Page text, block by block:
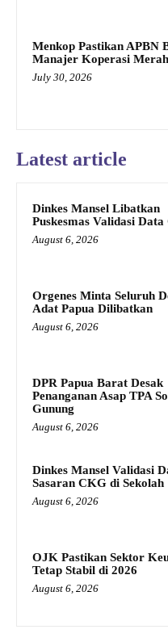
Menkop Pastikan APBN
Manajer Koperasi
July 30, 2026
Latest article
Dinkes Mansel Libatkan
Puskesmas Validasi
August 6, 2026
Orgenes Minta Seluruh
Adat Papua Dilibatkan
August 6, 2026
DPR Papua Barat Desak
Penanganan Asap TPA
Gunung
August 6, 2026
Dinkes Mansel Validasi
Sasaran CKG di Sekolah
August 6, 2026
OJK Pastikan Sektor
Tetap Stabil di 2026
August 6, 2026